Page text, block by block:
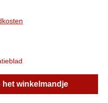
het winkelmandje